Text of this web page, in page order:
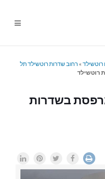
» רחוב שדרות רוטשילד תל
רוטשילד
בשדרות